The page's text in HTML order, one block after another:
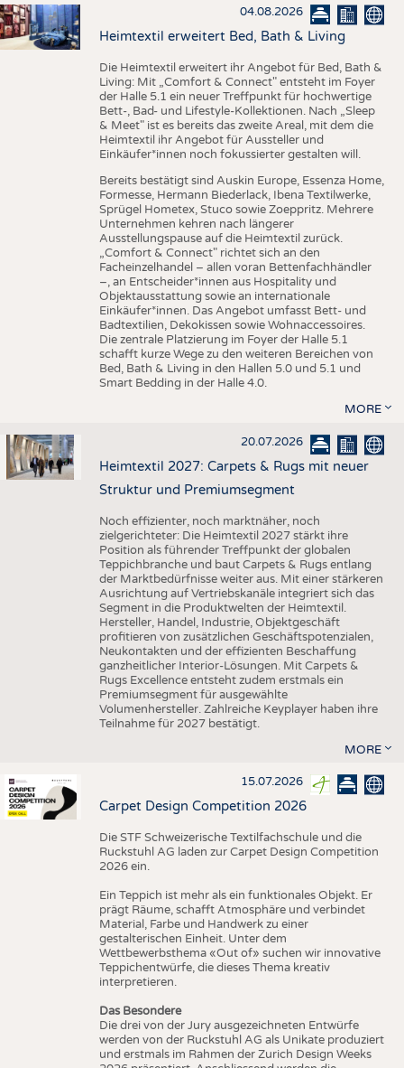
04.08.2026
Heimtextil erweitert Bed, Bath & Living
Die Heimtextil erweitert ihr Angebot für Bed, Bath &
Living: Mit „Comfort & Connect" entsteht im Foyer
der Halle 5.1 ein neuer Treffpunkt für hochwertige
Bett-, Bad- und Lifestyle-Kollektionen. Nach „Sleep
& Meet" ist es bereits das zweite Areal, mit dem die
Heimtextil ihr Angebot für Aussteller und
Einkäufer*innen noch fokussierter gestalten will.
Bereits bestätigt sind Auskin Europe, Essenza Home,
Formesse, Hermann Biederlack, Ibena Textilwerke,
Sprügel Hometex, Stuco sowie Zoeppritz. Mehrere
Unternehmen kehren nach längerer
Ausstellungspause auf die Heimtextil zurück.
„Comfort & Connect" richtet sich an den
Facheinzelhandel – allen voran Bettenfachhändler
–, an Entscheider*innen aus Hospitality und
Objektausstattung sowie an internationale
Einkäufer*innen. Das Angebot umfasst Bett- und
Badtextilien, Dekokissen sowie Wohnaccessoires.
Die zentrale Platzierung im Foyer der Halle 5.1
schafft kurze Wege zu den weiteren Bereichen von
Bed, Bath & Living in den Hallen 5.0 und 5.1 und
Smart Bedding in der Halle 4.0.
MORE
20.07.2026
Heimtextil 2027: Carpets & Rugs mit neuer
Struktur und Premiumsegment
Noch effizienter, noch marktnäher, noch
zielgerichteter: Die Heimtextil 2027 stärkt ihre
Position als führender Treffpunkt der globalen
Teppichbranche und baut Carpets & Rugs entlang
der Marktbedürfnisse weiter aus. Mit einer stärkeren
Ausrichtung auf Vertriebskanäle integriert sich das
Segment in die Produktwelten der Heimtextil.
Hersteller, Handel, Industrie, Objektgeschäft
profitieren von zusätzlichen Geschäftspotenzialen,
Neukontakten und der effizienten Beschaffung
ganzheitlicher Interior-Lösungen. Mit Carpets &
Rugs Excellence entsteht zudem erstmals ein
Premiumsegment für ausgewählte
Volumenhersteller. Zahlreiche Keyplayer haben ihre
Teilnahme für 2027 bestätigt.
MORE
15.07.2026
Carpet Design Competition 2026
Die STF Schweizerische Textilfachschule und die
Ruckstuhl AG laden zur Carpet Design Competition
2026 ein.
Ein Teppich ist mehr als ein funktionales Objekt. Er
prägt Räume, schafft Atmosphäre und verbindet
Material, Farbe und Handwerk zu einer
gestalterischen Einheit. Unter dem
Wettbewerbsthema «Out of» suchen wir innovative
Teppichentwürfe, die dieses Thema kreativ
interpretieren.
Das Besondere
Die drei von der Jury ausgezeichneten Entwürfe
werden von der Ruckstuhl AG als Unikate produziert
und erstmals im Rahmen der Zurich Design Weeks